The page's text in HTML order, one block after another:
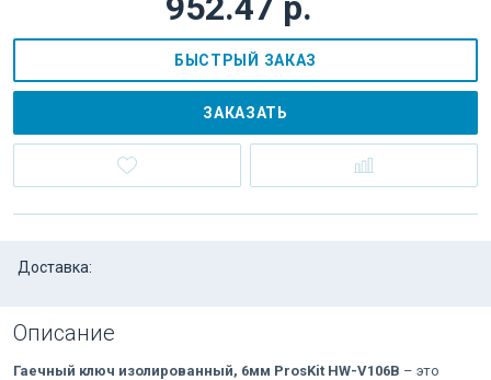
БЫСТРЫЙ ЗАКАЗ
ЗАКАЗАТЬ
Доставка:
Описание
Гаечный ключ изолированный, 6мм ProsKit HW-V106B – это